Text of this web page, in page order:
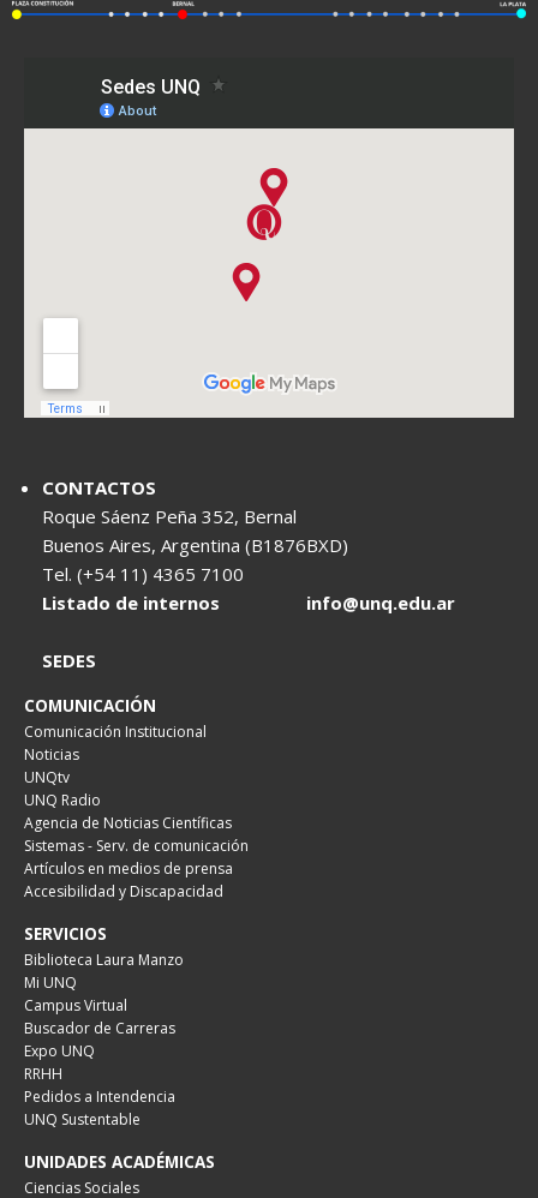
CONTACTOS
Roque Sáenz Peña 352, Bernal
Buenos Aires, Argentina (B1876BXD)
Tel. (+54 11) 4365 7100
Listado de internos
info@unq.edu.ar
SEDES
COMUNICACIÓN
Comunicación Institucional
Noticias
UNQtv
UNQ Radio
Agencia de Noticias Científicas
Sistemas - Serv. de comunicación
Artículos en medios de prensa
Accesibilidad y Discapacidad
SERVICIOS
Biblioteca Laura Manzo
Mi UNQ
Campus Virtual
Buscador de Carreras
Expo UNQ
RRHH
Pedidos a Intendencia
UNQ Sustentable
UNIDADES ACADÉMICAS
Ciencias Sociales